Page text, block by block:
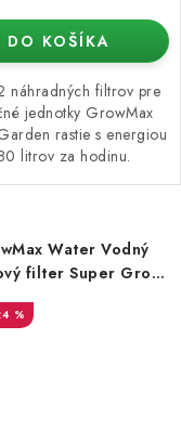
DO KOŠÍKA
náhradných filtrov pre
jednotky GrowMax
rastie s energiou
litrov za hodinu.
Water Vodný
filter Super Grow
800 l / h
%